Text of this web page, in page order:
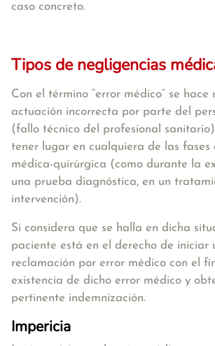
caso concreto.
Tipos de negligencias
Con el término “error médico” se
actuación incorrecta por parte del
(fallo técnico del profesional
tener lugar en cualquiera de las fases
médica-quirúrgica (como durante la
una prueba diagnóstica, en un
intervención).
Si considera que se halla en dicha
paciente está en el derecho de iniciar
reclamación por error médico con el
existencia de dicho error médico y
pertinente indemnización.
Impericia